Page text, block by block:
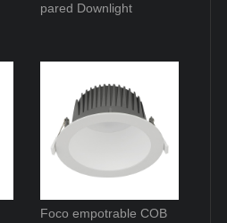
pared Downlight
Foco empotrable COB